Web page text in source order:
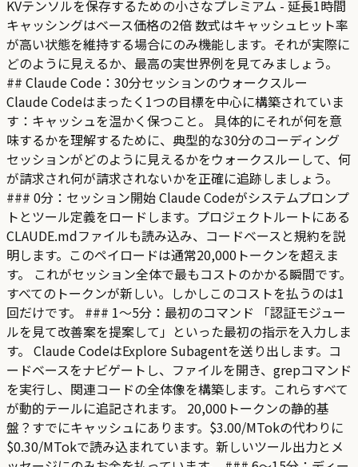
KVテンソルを保存するための小さなプレミアム - 延長1時間
キャッシングはベース価格の2倍 数式はキャッシュヒット率
が高い状態を維持する場合にのみ機能します。それが実際に
どのように見えるか、最高の実世界例を見てみましょう。
## Claude Code：30分セッションのウォークスルー
Claude Codeはまったく1つの目標を中心に構築されていま
す：キャッシュを温かく保つこと。 具体的にそれが何を意
味するかを理解するために、典型的な30分のコーディング
セッションがどのように見えるかをウォークスルーして、何
が請求され何が請求されないかを正確に追跡しましょう。
### 0分：セッション開始 Claude Codeがシステムプロンプ
トとツール定義をロードします。プロジェクトルートにある
CLAUDE.mdファイルも読み込み、コードベースと規約を説
明します。このペイロードは通常20,000トークンを超えま
す。 これがセッション全体で最もコストのかかる瞬間です。
すべてのトークンが新しい。しかしこのコストを払うのは1
回だけです。 ### 1〜5分：最初のコマンド 「認証モジュー
ルを見て改善案を提案して」といった最初の指示を入力しま
す。 Claude CodeはExplore Subagentを送り出します。コ
ードベースをナビゲートし、ファイルを開き、grepコマンド
を実行し、関連コードの全体像を構築します。これらすべて
が動的テールに追記されます。 20,000トークンの静的基
盤？すでにキャッシュにあります。$3.00/MTokの代わりに
$0.30/MTokで読み込まれています。新しいツール出力とメ